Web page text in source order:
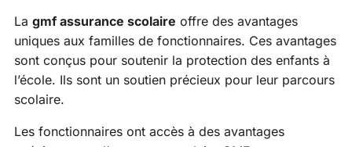
La gmf assurance scolaire offre des avantages
uniques aux familles de fonctionnaires. Ces avantages
sont conçus pour soutenir la protection des enfants à
l’école. Ils sont un soutien précieux pour leur parcours
scolaire.
Les fonctionnaires ont accès à des avantages